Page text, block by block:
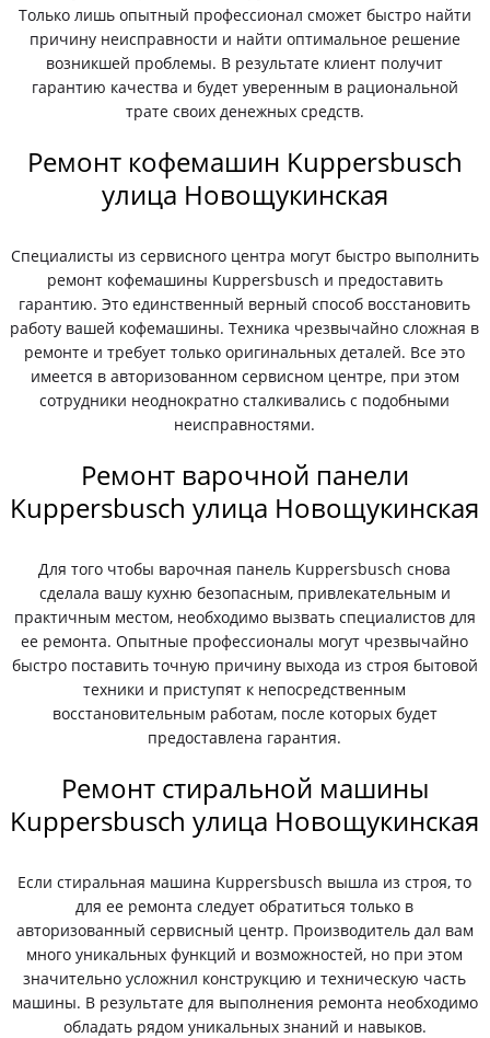
Только лишь опытный профессионал сможет быстро найти
причину неисправности и найти оптимальное решение
возникшей проблемы. В результате клиент получит
гарантию качества и будет уверенным в рациональной
трате своих денежных средств.
Ремонт кофемашин Kuppersbusch
улица Новощукинская
Специалисты из сервисного центра могут быстро выполнить
ремонт кофемашины Kuppersbusch и предоставить
гарантию. Это единственный верный способ восстановить
работу вашей кофемашины. Техника чрезвычайно сложная в
ремонте и требует только оригинальных деталей. Все это
имеется в авторизованном сервисном центре, при этом
сотрудники неоднократно сталкивались с подобными
неисправностями.
Ремонт варочной панели
Kuppersbusch улица Новощукинская
Для того чтобы варочная панель Kuppersbusch снова
сделала вашу кухню безопасным, привлекательным и
практичным местом, необходимо вызвать специалистов для
ее ремонта. Опытные профессионалы могут чрезвычайно
быстро поставить точную причину выхода из строя бытовой
техники и приступят к непосредственным
восстановительным работам, после которых будет
предоставлена гарантия.
Ремонт стиральной машины
Kuppersbusch улица Новощукинская
Если стиральная машина Kuppersbusch вышла из строя, то
для ее ремонта следует обратиться только в
авторизованный сервисный центр. Производитель дал вам
много уникальных функций и возможностей, но при этом
значительно усложнил конструкцию и техническую часть
машины. В результате для выполнения ремонта необходимо
обладать рядом уникальных знаний и навыков.